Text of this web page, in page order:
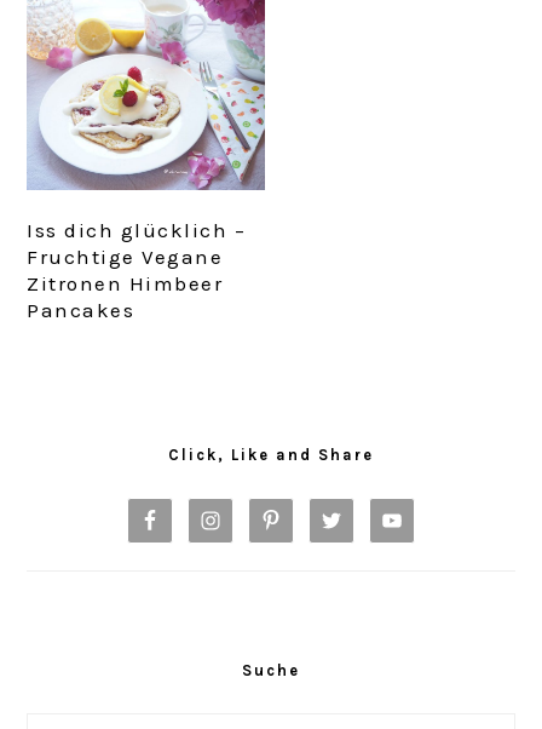
Iss dich glücklich –
Fruchtige Vegane
Zitronen Himbeer
Pancakes
Click, Like and Share
Suche